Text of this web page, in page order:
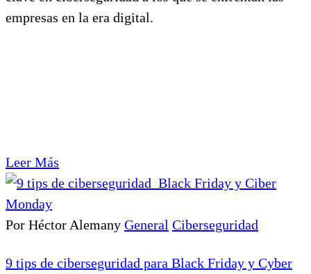
empresas en la era digital.
Leer Más
Por Héctor Alemany General Ciberseguridad
9 tips de ciberseguridad para Black Friday y Cyber